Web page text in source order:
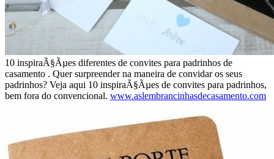
10 inspiraÃ§Ãµes diferentes de convites para padrinhos de
casamento . Quer surpreender na maneira de convidar os seus
padrinhos? Veja aqui 10 inspiraÃ§Ãµes de convites para padrinhos,
bem fora do convencional. www.aslembrancinhasdecasamento.com